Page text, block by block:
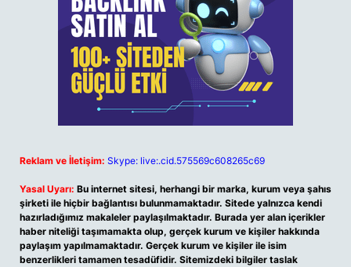
Reklam ve İletişim: Skype: live:.cid.575569c608265c69
Yasal Uyarı: Bu internet sitesi, herhangi bir marka, kurum veya şahıs
şirketi ile hiçbir bağlantısı bulunmamaktadır. Sitede yalnızca kendi
hazırladığımız makaleler paylaşılmaktadır. Burada yer alan içerikler
haber niteliği taşımamakta olup, gerçek kurum ve kişiler hakkında
paylaşım yapılmamaktadır. Gerçek kurum ve kişiler ile isim
benzerlikleri tamamen tesadüfidir. Sitemizdeki bilgiler taslak